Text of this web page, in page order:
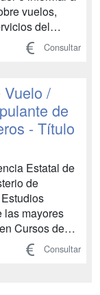
vuelos,
del
aplicando
y
requeridas.
Consultar
/
de
- Título
Estatal de
de
las mayores
Cursos de
Pasajeros yConsultar